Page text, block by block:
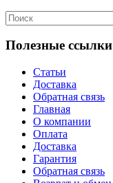
Полезные ссылки
Статьи
Доставка
Обратная связь
Главная
О компании
Оплата
Доставка
Гарантия
Обратная связь